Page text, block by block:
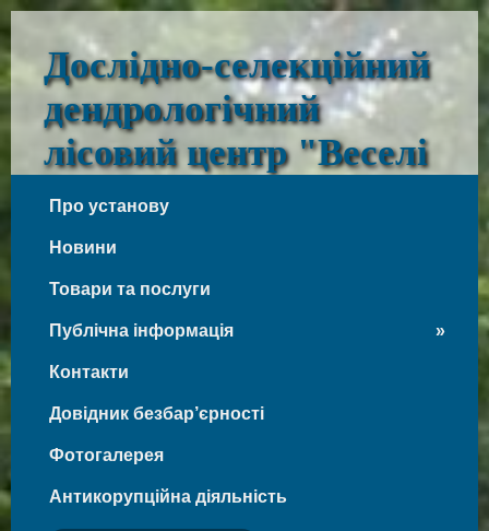
Дослідно-селекційний
дендрологічний
лісовий центр "Веселі
Боковеньки"
Веселі Боковеньки
Про установу
Новини
Товари та послуги
Публічна інформація
Контакти
Довідник безбар’єрності
Фотогалерея
Антикорупційна діяльність